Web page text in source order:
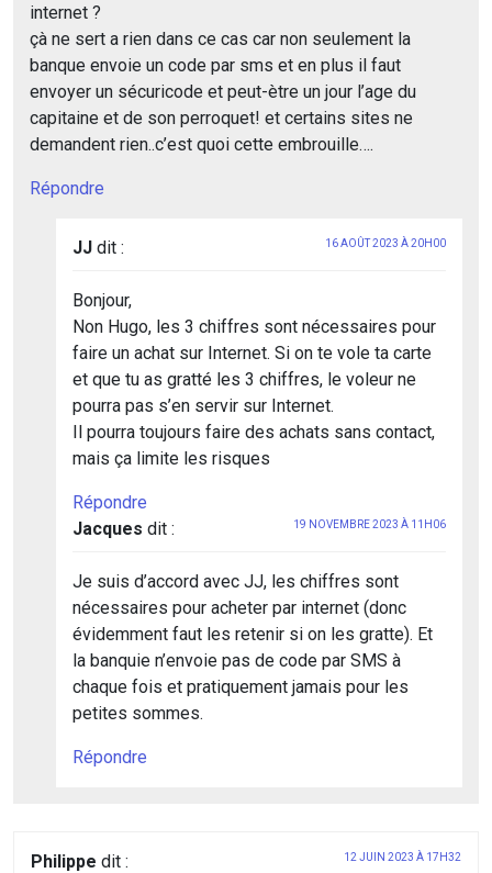
internet ?
çà ne sert a rien dans ce cas car non seulement la
banque envoie un code par sms et en plus il faut
envoyer un sécuricode et peut-ètre un jour l’age du
capitaine et de son perroquet! et certains sites ne
demandent rien..c’est quoi cette embrouille….
Répondre
JJ dit : 16 AOÛT 2023 À 20H00
Bonjour,
Non Hugo, les 3 chiffres sont nécessaires pour
faire un achat sur Internet. Si on te vole ta carte
et que tu as gratté les 3 chiffres, le voleur ne
pourra pas s’en servir sur Internet.
Il pourra toujours faire des achats sans contact,
mais ça limite les risques
Répondre
Jacques dit : 19 NOVEMBRE 2023 À 11H06
Je suis d’accord avec JJ, les chiffres sont
nécessaires pour acheter par internet (donc
évidemment faut les retenir si on les gratte). Et
la banquie n’envoie pas de code par SMS à
chaque fois et pratiquement jamais pour les
petites sommes.
Répondre
Philippe dit : 12 JUIN 2023 À 17H32